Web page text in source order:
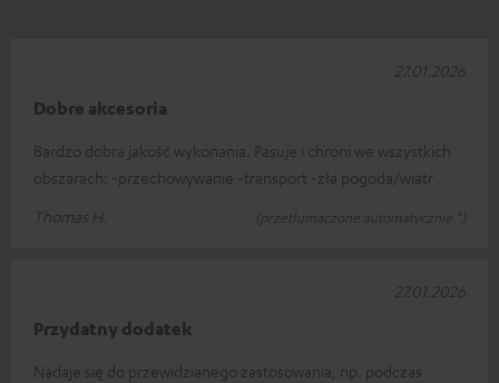
Dobre akcesoria
Bardzo dobra jakość wykonania. Pasuje i chroni we wszystkich
obszarach: -przechowywanie -transport -zła pogoda/wiatr
Thomas H.
(przetłumaczone automatycznie *)
27.01.2026
Przydatny dodatek
Nadaje się do przewidzianego zastosowania, np. podczas
27.01.2026